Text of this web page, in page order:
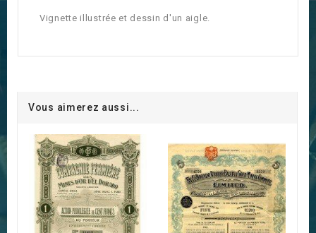
Vignette illustrée et dessin d'un aigle.
Vous aimerez aussi...